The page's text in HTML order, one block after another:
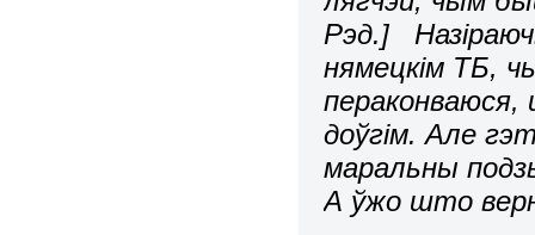
Рэд.]
нямецкім ТБ,
доўгім. Але
маральны
А ўжо што